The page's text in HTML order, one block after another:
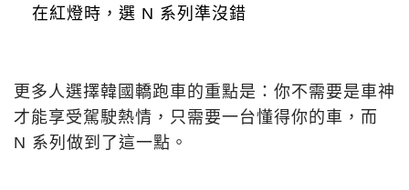
在紅燈時，選 N 系列準沒錯
更多人選擇韓國轎跑車的重點是：你不需要是車神
才能享受駕駛熱情，只需要一台懂得你的車，而
N 系列做到了這一點。